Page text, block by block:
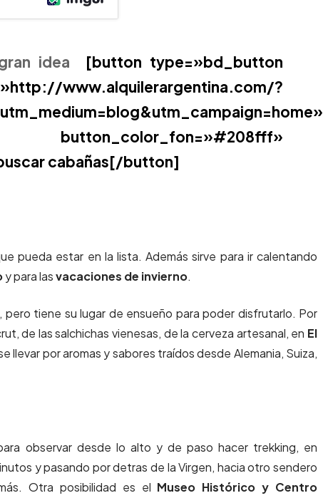
idea [button type=»bd_button
?
cabañas[/button]
pueda estar en la lista. Además sirve para ir calentando
y para lasvacaciones de invierno.
pero tiene su lugar de ensueño para poder disfrutarlo. Por
de las salchichas vienesas, de la cerveza artesanal, en El
llevar por aromas y sabores traídos desde Alemania, Suiza,
observar desde lo alto y de paso hacer trekking, en
y pasando por detras de la Virgen, hacia otro sendero
Otra posibilidad es el Museo Histórico y Centro